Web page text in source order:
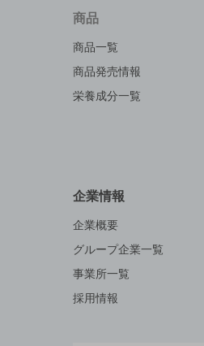
商品
商品一覧
商品発売情報
栄養成分一覧
企業情報
企業概要
グループ企業一覧
事業所一覧
採用情報